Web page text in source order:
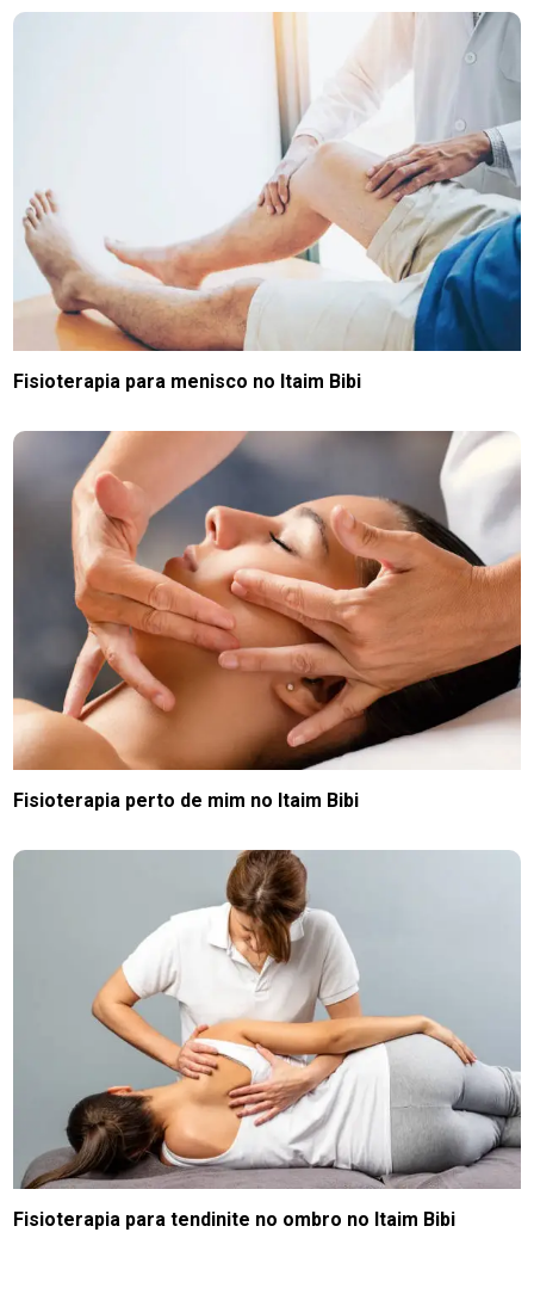
Fisioterapia para menisco no Itaim Bibi
Fisioterapia perto de mim no Itaim Bibi
Fisioterapia para tendinite no ombro no Itaim Bibi